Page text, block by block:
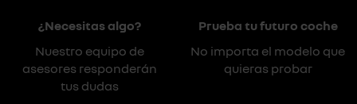
¿Necesitas algo?
Nuestro equipo de
asesores responderán
tus dudas
Prueba tu futuro coche
No importa el modelo que
quieras probar